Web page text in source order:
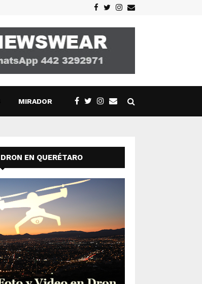
Facebook
TwitterInstagram
Email
MIRADOR
DRON EN QUERÉTARO